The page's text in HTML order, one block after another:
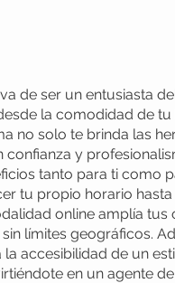
de ser un entusiasta
la comodidad de tu
no solo te brinda las
confianza y
tanto para ti como
tu propio horario
online amplía tus
límites geográficos.
accesibilidad de un
en un agente